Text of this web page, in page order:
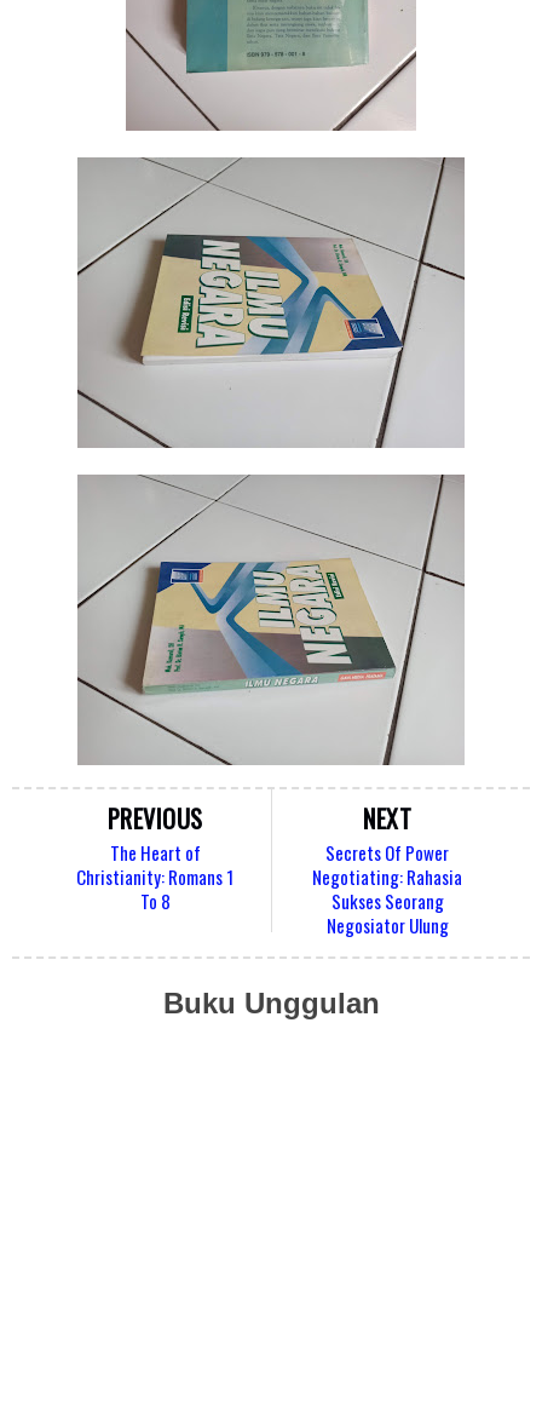
NEXT
Secrets Of Power
Negotiating: Rahasia
Sukses Seorang
Negosiator Ulung
PREVIOUS
The Heart of
Christianity: Romans 1
To 8
Buku Unggulan